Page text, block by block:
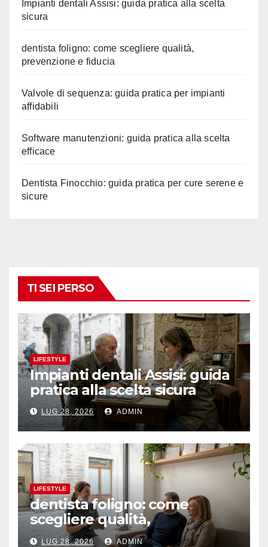
Impianti dentali Assisi: guida pratica alla scelta
sicura
dentista foligno: come scegliere qualità,
prevenzione e fiducia
Valvole di sequenza: guida pratica per impianti
affidabili
Software manutenzioni: guida pratica alla scelta
efficace
Dentista Finocchio: guida pratica per cure serene e
sicure
TI SEI PERSO
LIFESTYLE
Impianti dentali Assisi: guida
pratica alla scelta sicura
LUG 28, 2026 ADMIN
LIFESTYLE
dentista foligno: come
scegliere qualità,
prevenzione e fiducia
LUG 28, 2026 ADMIN